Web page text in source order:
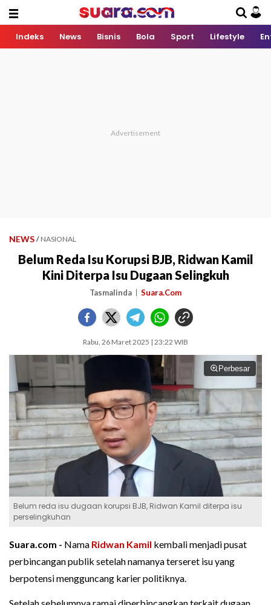
Indeks News Bisnis Bola Sport Lifestyle
NEWS / NASIONAL
Belum Reda Isu Korupsi BJB, Ridwan Kamil
Kini Diterpa Isu Dugaan Selingkuh
Tasmalinda Suara.Com
Rabu, 26 Maret 2025 | 23:22 WIB
Perbesar
Belum reda isu dugaan korupsi BJB, Ridwan Kamil diterpa isu
perselingkuhan
Suara.com - Nama Ridwan Kamil kembali menjadi pusat
perbincangan publik setelah namanya terseret isu yang
berpotensi mengguncang karier politiknya.